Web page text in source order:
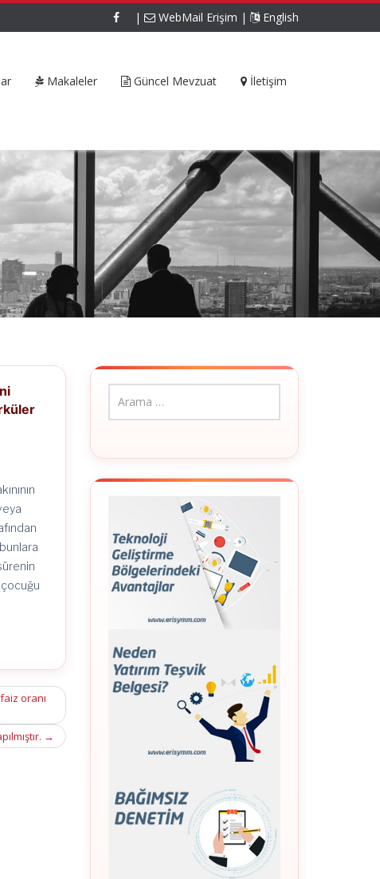
| WebMail Erişim | English
Makaleler Güncel Mevzuat İletişim
oranı
→